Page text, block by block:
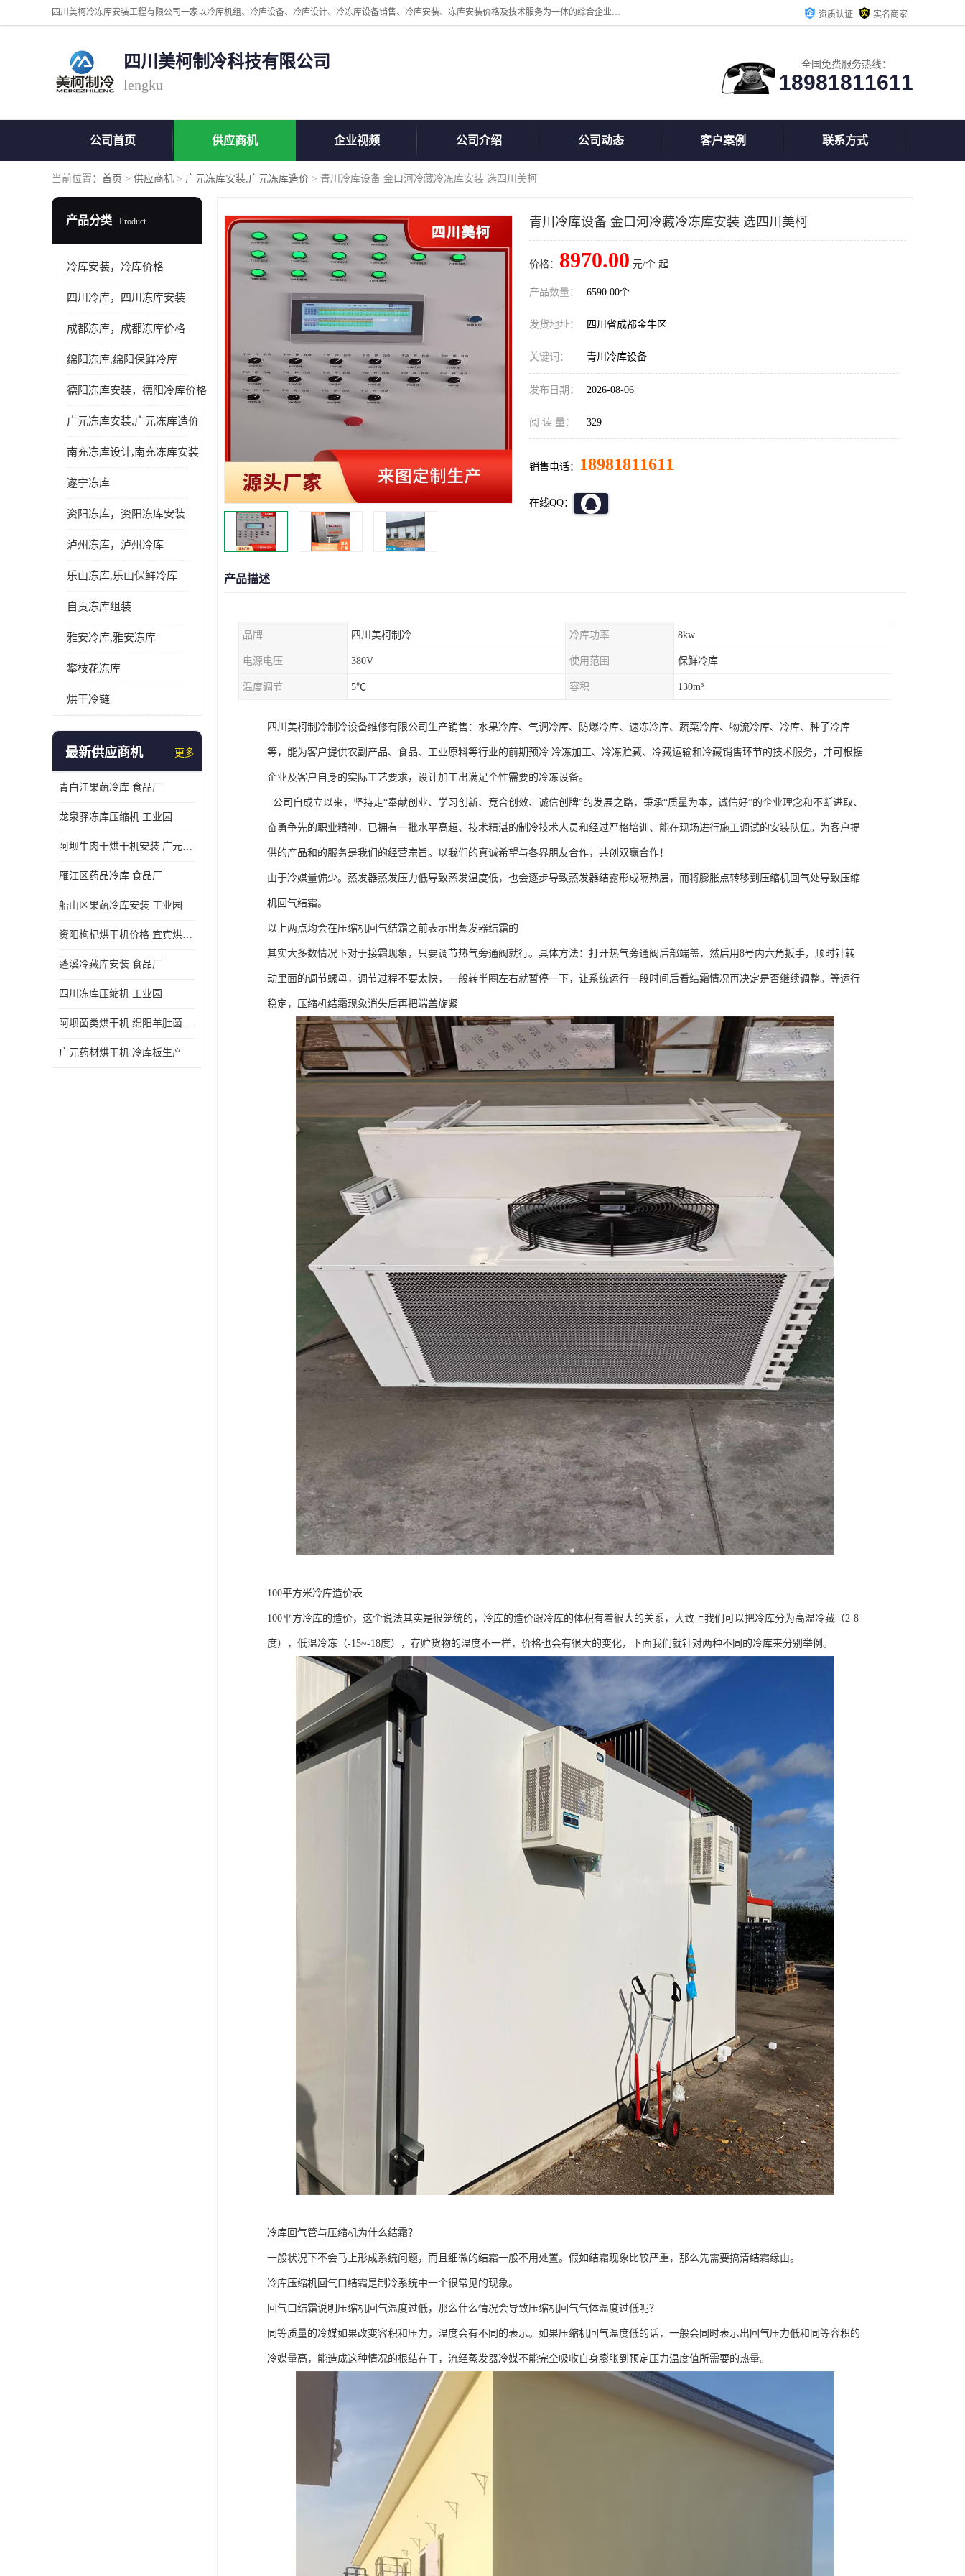
四川美柯冷冻库安装工程有限公司一家以冷库机组、冷库设备、冷库设计、冷冻库设备销售、冷库安装、冻库安装价格及技术服务为一体的综合企业，咨询热线：同等设备材料优惠10% 。公司各种类型安装组合式冷库、冷冻库、冷藏库、气调保鲜库、并提供成套设备供应、安装与调试、维护与维修、技术咨询、操作维修人员技术培训等 资质认证 实名商家
四川美柯制冷科技有限公司
lengku
全国免费服务热线：
18981811611
公司首页 供应商机 企业视频 公司介绍 公司动态 客户案例 联系方式
当前位置： 首页 > 供应商机 > 广元冻库安装,广元冻库造价 > 青川冷库设备 金口河冷藏冷冻库安装 选四川美柯
产品分类 Product
冷库安装，冷库价格
四川冷库，四川冻库安装
成都冻库，成都冻库价格
绵阳冻库,绵阳保鲜冷库
德阳冻库安装，德阳冷库价格
广元冻库安装,广元冻库造价
南充冻库设计,南充冻库安装
遂宁冻库
资阳冻库，资阳冻库安装
泸州冻库，泸州冷库
乐山冻库,乐山保鲜冷库
自贡冻库组装
雅安冷库,雅安冻库
攀枝花冻库
烘干冷链
最新供应商机 更多
青白江果蔬冷库 食品厂
龙泉驿冻库压缩机 工业园
阿坝牛肉干烘干机安装 广元牛肉干烘干机 安装造价
雁江区药品冷库 食品厂
船山区果蔬冷库安装 工业园
资阳枸杞烘干机价格 宜宾烘房价格 冷库板生产
蓬溪冷藏库安装 食品厂
四川冻库压缩机 工业园
阿坝菌类烘干机 绵阳羊肚菌烘干机安装 安装造价
广元药材烘干机 冷库板生产
青川冷库设备 金口河冷藏冷冻库安装 选四川美柯
价格： 8970.00 元/个 起
产品数量： 6590.00个
发货地址： 四川省成都金牛区
关键词： 青川冷库设备
发布日期： 2026-08-06
阅 读 量： 329
销售电话： 18981811611
在线QQ：
产品描述
品牌 四川美柯制冷 冷库功率 8kw
电源电压 380V 使用范围 保鲜冷库
温度调节 5℃ 容积 130m³
四川美柯制冷制冷设备维修有限公司生产销售：水果冷库、气调冷库、防爆冷库、速冻冷库、蔬菜冷库、物流冷库、冷库、种子冷库
等，能为客户提供农副产品、食品、工业原料等行业的前期预冷.冷冻加工、冷冻贮藏、冷藏运输和冷藏销售环节的技术服务，并可根据
企业及客户自身的实际工艺要求，设计加工出满足个性需要的冷冻设备。
公司自成立以来，坚持走“奉献创业、学习创新、竞合创效、诚信创牌”的发展之路，秉承“质量为本，诚信好”的企业理念和不断进取、
奋勇争先的职业精神，已拥有一批水平高超、技术精湛的制冷技术人员和经过严格培训、能在现场进行施工调试的安装队伍。为客户提
供的产品和的服务是我们的经营宗旨。以我们的真诚希望与各界朋友合作，共创双赢合作！
由于冷媒量偏少。蒸发器蒸发压力低导致蒸发温度低，也会逐步导致蒸发器结露形成隔热层，而将膨胀点转移到压缩机回气处导致压缩
机回气结霜。
以上两点均会在压缩机回气结霜之前表示出蒸发器结霜的
其实大多数情况下对于接霜现象，只要调节热气旁通阀就行。具体方法：打开热气旁通阀后部端盖，然后用8号内六角扳手，顺时针转
动里面的调节螺母，调节过程不要太快，一般转半圈左右就暂停一下，让系统运行一段时间后看结霜情况再决定是否继续调整。等运行
稳定，压缩机结霜现象消失后再把端盖旋紧
100平方米冷库造价表
100平方冷库的造价，这个说法其实是很笼统的，冷库的造价跟冷库的体积有着很大的关系，大致上我们可以把冷库分为高温冷藏（2-8
度），低温冷冻（-15~-18度），存贮货物的温度不一样，价格也会有很大的变化，下面我们就针对两种不同的冷库来分别举例。
冷库回气管与压缩机为什么结霜？
一般状况下不会马上形成系统问题，而且细微的结霜一般不用处置。假如结霜现象比较严重，那么先需要搞清结霜缘由。
冷库压缩机回气口结霜是制冷系统中一个很常见的现象。
回气口结霜说明压缩机回气温度过低，那么什么情况会导致压缩机回气气体温度过低呢？
同等质量的冷媒如果改变容积和压力，温度会有不同的表示。如果压缩机回气温度低的话，一般会同时表示出回气压力低和同等容积的
冷媒量高，能造成这种情况的根结在于，流经蒸发器冷媒不能完全吸收自身膨胀到预定压力温度值所需要的热量。